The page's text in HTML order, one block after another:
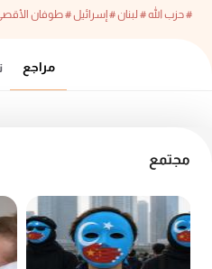
# حزب الله# لبنان# إسرائيل# طوفان
مراجع
مجتمع